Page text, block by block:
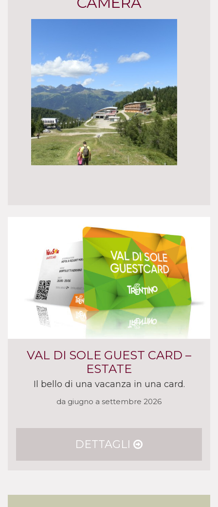
VAL DI SOLE GUEST CARD –
ESTATE
Il bello di una vacanza in una card.
da giugno a settembre 2026
DETTAGLI